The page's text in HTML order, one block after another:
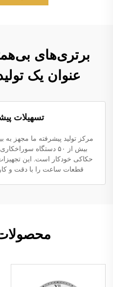
برتری‌های
عنوان یک
تسهیلات
حکاکی خودکار است. این
قطعات ساعت را با دقت و